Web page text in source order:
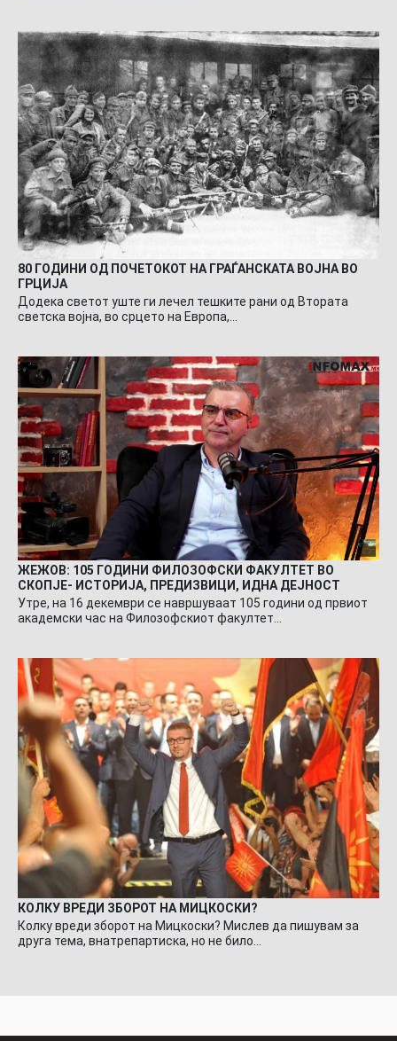
80 ГОДИНИ ОД ПОЧЕТОКОТ НА ГРАЃАНСКАТА ВОЈНА ВО
ГРЦИЈА
Додека светот уште ги лечел тешките рани од Втората
светска војна, во срцето на Европа,…
ЖЕЖОВ: 105 ГОДИНИ ФИЛОЗОФСКИ ФАКУЛТЕТ ВО
СКОПЈЕ- ИСТОРИЈА, ПРЕДИЗВИЦИ, ИДНА ДЕЈНОСТ
Утре, на 16 декември се навршуваат 105 години од првиот
академски час на Филозофскиот факултет…
КОЛКУ ВРЕДИ ЗБОРОТ НА МИЦКОСКИ?
Колку вреди зборот на Мицкоски? Мислев да пишувам за
друга тема, внатрепартиска, но не било…